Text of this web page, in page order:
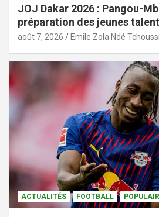
JOJ Dakar 2026 : Pangou-
préparation des jeunes
août 7, 2026 Emile Zola Ndé Tchoussi
ACTUALITÉS FOOTBALL